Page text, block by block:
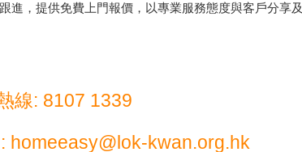
進，提供免費上門報價，以專業服務態度與客戶分享及
線: 8107 1339
homeeasy@lok-kwan.org.hk